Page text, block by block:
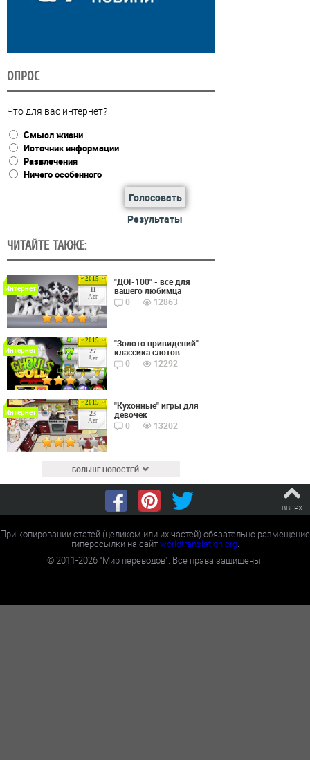
ОПРОС
Что для вас интернет?
Смысл жизни
Источник информации
Развлечения
Ничего особенного
Голосовать
Результаты
ЧИТАЙТЕ ТАКЖЕ:
2015
11
Авг
Интернет
"ДОГ-100" - все для
вашего любимца
0
12863
2015
27
Авг
Интернет
"Золото привидений" -
классика слотов
0
12292
2015
23
Авг
Интернет
"Кухонные" игры для
девочек
0
13202
БОЛЬШЕ НОВОСТЕЙ
ВВЕРХ
При копировании статей (целиком или их частей) обязательно размещение
гиперссылки на сайтworldtranslation.org.
©2011-2026 "Мир переводов". Все права защищены.